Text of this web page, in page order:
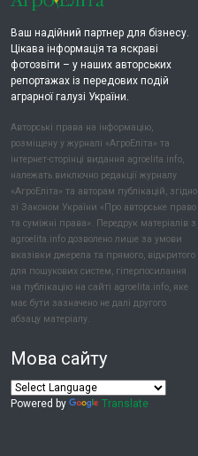
Ваш надійний партнер для бізнесу.
Цікава інформація та яскраві
фотозвіти – у наших авторських
репортажах із передових подій
аграрної галузі України.
Авторські права на інформацію,
розміщену у журналі «АгроЕліта» та
інтернет-сторінці видання agroelita.info,
належать виключно редакції журналу
«АгроЕліта» та авторам публікацій, згідно
зі Законом України «Про авторське право
та суміжні права». Передрук матеріалів з
agroelita.info дозволено лише за умови
вказівки джерела та прямого, відкритого
для пошукових систем, гіперпосилання
на публікацію на сайті agroelita.info, яке
має бути зазначено не далі другого
абзацу матеріалу.
Мова сайту
Powered by Translate